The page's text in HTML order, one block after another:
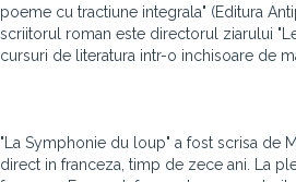
poeme cu tractiune integrala" (Editura
scriitorul roman este directorul ziarului
cursuri de literatura intr-o inchisoare de
"La Symphonie du loup" a fost scrisa de
direct in franceza, timp de zece ani. La